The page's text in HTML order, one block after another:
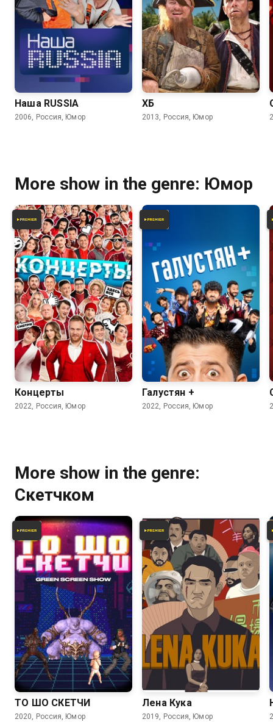
6.2 6.2
Наша RUSSIA
2006, Россия, Юмор
6.5 5.5
ХБ
2013, Россия, Юмор
More show in the genre: Юмор
6.5
Концерты
2022, Россия, Юмор
4.4
Галустян +
2022, Россия, Юмор
More show in the genre:
Скетчком
ТО ШО СКЕТЧИ
2020, Россия, Юмор
Лена Кука
2019, Россия, Юмор